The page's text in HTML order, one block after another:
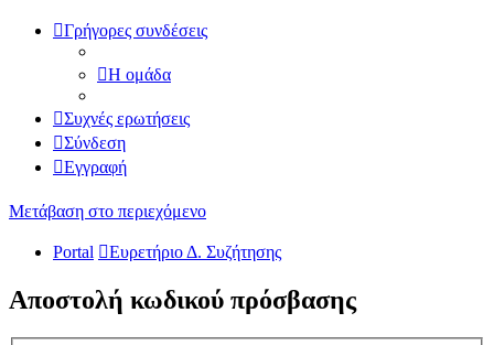
Γρήγορες συνδέσεις
Η ομάδα
Συχνές ερωτήσεις
Σύνδεση
Εγγραφή
Μετάβαση στο περιεχόμενο
Portal Ευρετήριο Δ. Συζήτησης
Αποστολή κωδικού πρόσβασης